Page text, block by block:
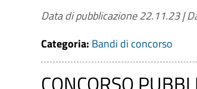
Data di pubblicazione 22.11.23|
Categoria: Bandi di concorso